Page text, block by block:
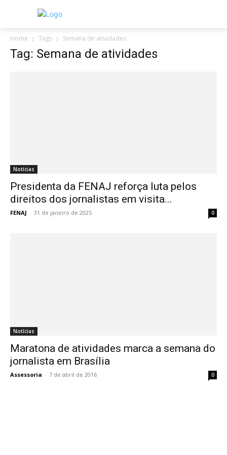
Home Tags Semana de atividades
Tag: Semana de atividades
Notícias
Presidenta da FENAJ reforça luta pelos
direitos dos jornalistas em visita...
FENAJ - 31 de janeiro de 2025 0
Notícias
Maratona de atividades marca a semana do
jornalista em Brasília
Assessoria - 7 de abril de 2016 0